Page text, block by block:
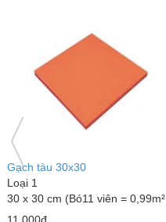
Gạch đỏ lát sân Gốm Mỹ
Loại 1
40 x 40 cm (Thùng 6 viên = 0,96
m² )